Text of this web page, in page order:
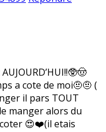
a cote de moi🤨🤨 (
il pars TOUT
manger alors du
😍❤️(il etais